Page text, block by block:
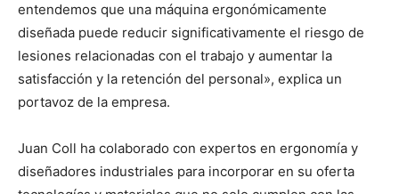
entendemos que una máquina ergonómicamente
diseñada puede reducir significativamente el riesgo de
lesiones relacionadas con el trabajo y aumentar la
satisfacción y la retención del personal», explica un
portavoz de la empresa.
Juan Coll ha colaborado con expertos en ergonomía y
diseñadores industriales para incorporar en su oferta